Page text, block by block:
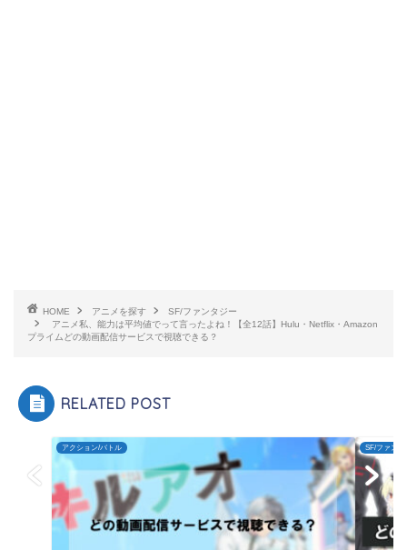
HOME アニメを探す
SF/ファンタジー
アニメ私、能力は平均値でって言ったよね！【全12話】Hulu・Netflix・Amazon
プライムどの動画配信サービスで視聴できる？
RELATED POST
アクション/バトル SF/ファンタ